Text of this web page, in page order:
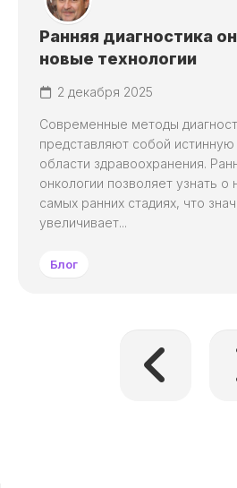
Ранняя диагностика
новые технологии
2 декабря 2025
Современные методы
представляют собой
области здравоохранения.
онкологии позволяет узнать о
самых ранних стадиях, что
увеличивает...
Блог